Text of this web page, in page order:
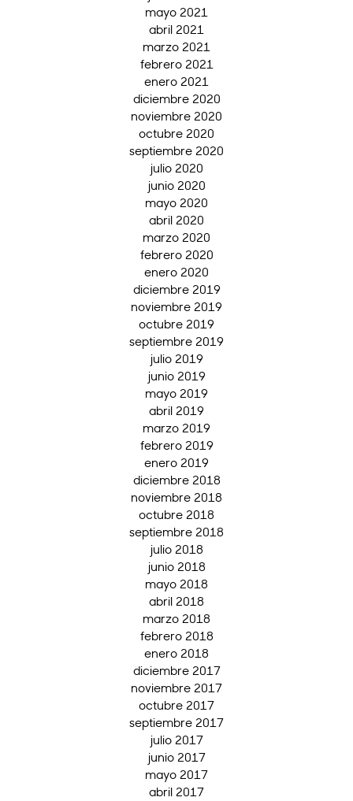
mayo 2021
abril 2021
marzo 2021
febrero 2021
enero 2021
diciembre 2020
noviembre 2020
octubre 2020
septiembre 2020
julio 2020
junio 2020
mayo 2020
abril 2020
marzo 2020
febrero 2020
enero 2020
diciembre 2019
noviembre 2019
octubre 2019
septiembre 2019
julio 2019
junio 2019
mayo 2019
abril 2019
marzo 2019
febrero 2019
enero 2019
diciembre 2018
noviembre 2018
octubre 2018
septiembre 2018
julio 2018
junio 2018
mayo 2018
abril 2018
marzo 2018
febrero 2018
enero 2018
diciembre 2017
noviembre 2017
octubre 2017
septiembre 2017
julio 2017
junio 2017
mayo 2017
abril 2017